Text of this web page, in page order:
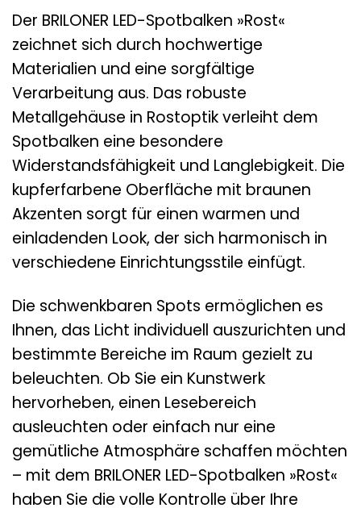
Der BRILONER LED-Spotbalken »Rost«
zeichnet sich durch hochwertige
Materialien und eine sorgfältige
Verarbeitung aus. Das robuste
Metallgehäuse in Rostoptik verleiht dem
Spotbalken eine besondere
Widerstandsfähigkeit und Langlebigkeit. Die
kupferfarbene Oberfläche mit braunen
Akzenten sorgt für einen warmen und
einladenden Look, der sich harmonisch in
verschiedene Einrichtungsstile einfügt.
Die schwenkbaren Spots ermöglichen es
Ihnen, das Licht individuell auszurichten und
bestimmte Bereiche im Raum gezielt zu
beleuchten. Ob Sie ein Kunstwerk
hervorheben, einen Lesebereich
ausleuchten oder einfach nur eine
gemütliche Atmosphäre schaffen möchten
– mit dem BRILONER LED-Spotbalken »Rost«
haben Sie die volle Kontrolle über Ihre